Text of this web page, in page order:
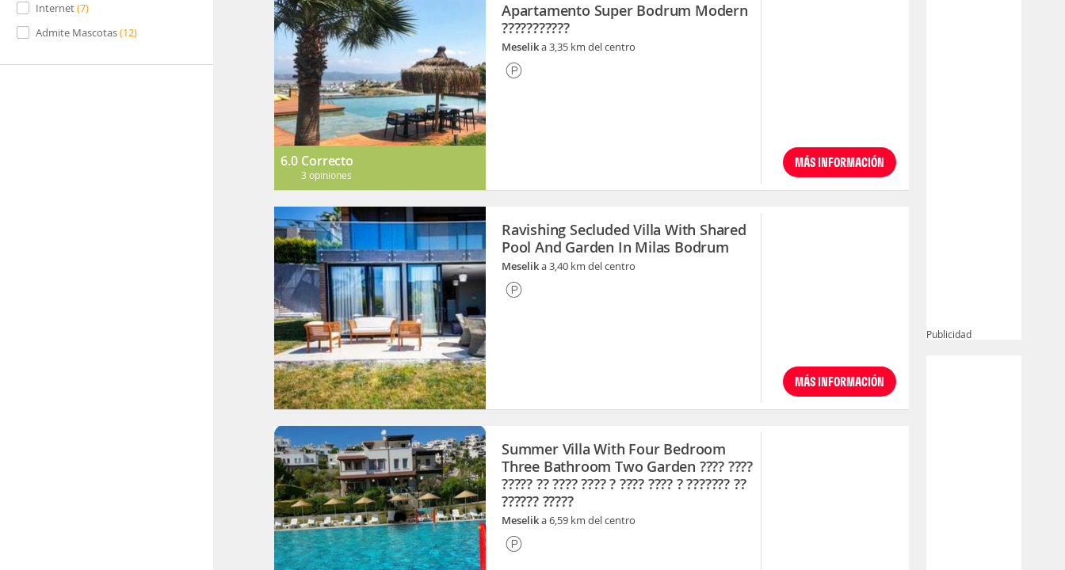
Internet(7)
Admite Mascotas(12)
6.0 Correcto
3 opiniones
Apartamento Super Bodrum Modern
???????????
Meselika 3,35 km del centro
MÁS INFORMACIÓN
Ravishing Secluded Villa With Shared
Pool And Garden In Milas Bodrum
Meselika 3,40 km del centro
MÁS INFORMACIÓN
Summer Villa With Four Bedroom
Three Bathroom Two Garden ???? ????
????? ?? ???? ???? ? ???? ???? ? ??????? ??
?????? ?????
Meselika 6,59 km del centro
Publicidad